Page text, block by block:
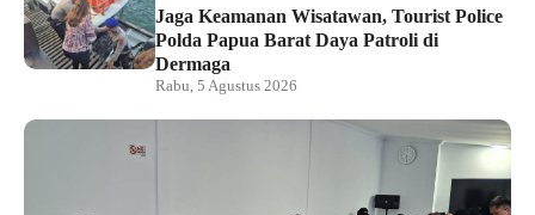
Jaga Keamanan Wisatawan, Tourist Police
Polda Papua Barat Daya Patroli di
Dermaga
Rabu, 5 Agustus 2026